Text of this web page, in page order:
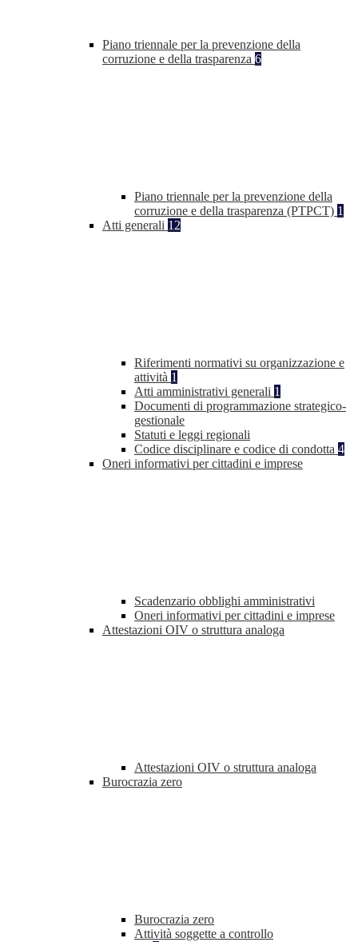
Piano triennale per la prevenzione della
corruzione e della trasparenza 6
Piano triennale per la prevenzione della
corruzione e della trasparenza (PTPCT) 1
Atti generali 12
Riferimenti normativi su organizzazione e
attività 1
Atti amministrativi generali 1
Documenti di programmazione strategico-
gestionale
Statuti e leggi regionali
Codice disciplinare e codice di condotta 4
Oneri informativi per cittadini e imprese
Scadenzario obblighi amministrativi
Oneri informativi per cittadini e imprese
Attestazioni OIV o struttura analoga
Attestazioni OIV o struttura analoga
Burocrazia zero
Burocrazia zero
Attività soggette a controllo